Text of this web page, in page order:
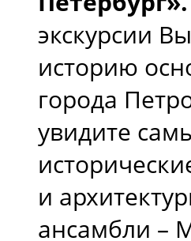
экскурсии
историю
города
увидите
и
ансамбли –